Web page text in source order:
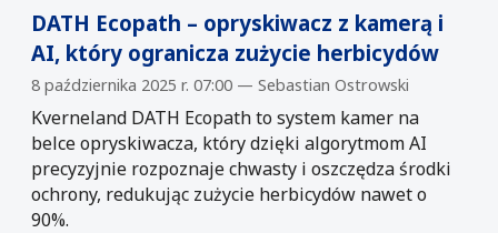
DATH Ecopath – opryskiwacz z kamerą i
AI, który ogranicza zużycie herbicydów
8 października 2025 r. 07:00 — Sebastian Ostrowski
Kverneland DATH Ecopath to system kamer na
belce opryskiwacza, który dzięki algorytmom AI
precyzyjnie rozpoznaje chwasty i oszczędza środki
ochrony, redukując zużycie herbicydów nawet o
90%.